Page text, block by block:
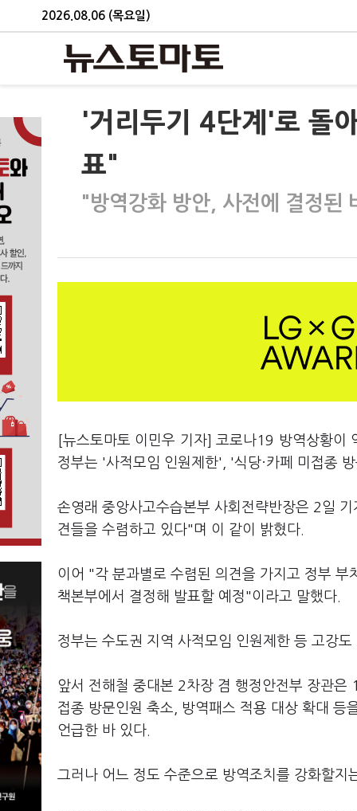
2026.08.06 (목요일)
'거리두기 4단계'로 돌
표"
"방역강화 방안, 사전에 결정된
[뉴스토마토 이민우 기자] 코로나19 방역상황이
정부는 '사적모임 인원제한', '식당·카페 미접종
손영래 중앙사고수습본부 사회전략반장은 2일
견들을 수렴하고 있다"며 이 같이 밝혔다.
이어 "각 분과별로 수렴된 의견을 가지고 정부
책본부에서 결정해 발표할 예정"이라고 말했다.
정부는 수도권 지역 사적모임 인원제한 등 고강
앞서 전해철 중대본 2차장 겸 행정안전부 장관은
접종 방문인원 축소, 방역패스 적용 대상 확대 등
언급한 바 있다.
그러나 어느 정도 수준으로 방역조치를 강화할지